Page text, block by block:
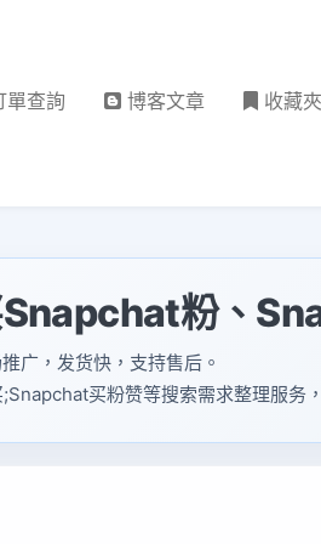
單查詢 博客文章 收藏夾
粉、
广，发货快，支持售后。
买粉赞等搜索需求整理服务